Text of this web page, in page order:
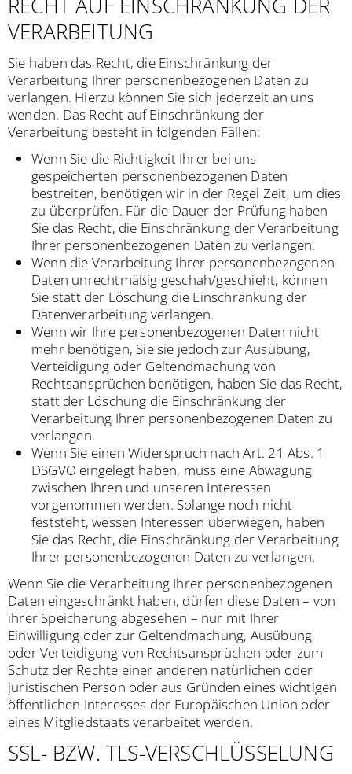
RECHT AUF EINSCHRÄNKUNG DER
VERARBEITUNG
Sie haben das Recht, die Einschränkung der
Verarbeitung Ihrer personenbezogenen Daten zu
verlangen. Hierzu können Sie sich jederzeit an uns
wenden. Das Recht auf Einschränkung der
Verarbeitung besteht in folgenden Fällen:
Wenn Sie die Richtigkeit Ihrer bei uns
gespeicherten personenbezogenen Daten
bestreiten, benötigen wir in der Regel Zeit, um dies
zu überprüfen. Für die Dauer der Prüfung haben
Sie das Recht, die Einschränkung der Verarbeitung
Ihrer personenbezogenen Daten zu verlangen.
Wenn die Verarbeitung Ihrer personenbezogenen
Daten unrechtmäßig geschah/geschieht, können
Sie statt der Löschung die Einschränkung der
Datenverarbeitung verlangen.
Wenn wir Ihre personenbezogenen Daten nicht
mehr benötigen, Sie sie jedoch zur Ausübung,
Verteidigung oder Geltendmachung von
Rechtsansprüchen benötigen, haben Sie das Recht,
statt der Löschung die Einschränkung der
Verarbeitung Ihrer personenbezogenen Daten zu
verlangen.
Wenn Sie einen Widerspruch nach Art. 21 Abs. 1
DSGVO eingelegt haben, muss eine Abwägung
zwischen Ihren und unseren Interessen
vorgenommen werden. Solange noch nicht
feststeht, wessen Interessen überwiegen, haben
Sie das Recht, die Einschränkung der Verarbeitung
Ihrer personenbezogenen Daten zu verlangen.
Wenn Sie die Verarbeitung Ihrer personenbezogenen
Daten eingeschränkt haben, dürfen diese Daten – von
ihrer Speicherung abgesehen – nur mit Ihrer
Einwilligung oder zur Geltendmachung, Ausübung
oder Verteidigung von Rechtsansprüchen oder zum
Schutz der Rechte einer anderen natürlichen oder
juristischen Person oder aus Gründen eines wichtigen
öffentlichen Interesses der Europäischen Union oder
eines Mitgliedstaats verarbeitet werden.
SSL- BZW. TLS-VERSCHLÜSSELUNG